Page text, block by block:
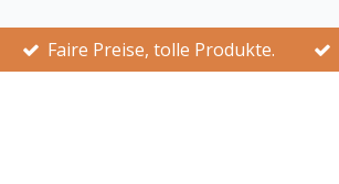
Faire Preise, tolle Produkte.